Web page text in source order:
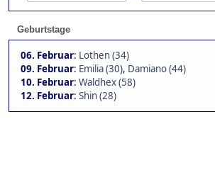
Geburtstage
06. Februar: Lothen (34)
09. Februar: Emilia (30), Damiano (44)
10. Februar: Waldhex (58)
12. Februar: Shin (28)